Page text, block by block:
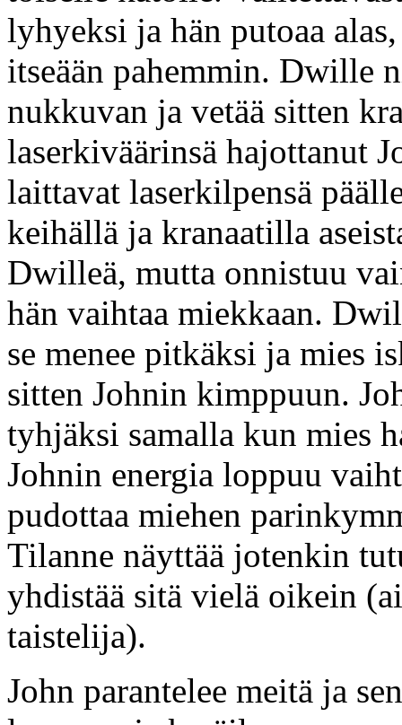
lyhyeksi ja hän putoaa
itseään pahemmin. Dwille
nukkuvan ja vetää sitten
laserkiväärinsä hajottanut
laittavat laserkilpensä
keihällä ja kranaatilla
Dwilleä, mutta onnistuu
hän vaihtaa miekkaan.
se menee pitkäksi ja mies
sitten Johnin kimppuun.
tyhjäksi samalla kun mies
Johnin energia loppuu
pudottaa miehen
Tilanne näyttää jotenkin
yhdistää sitä vielä oikein
taistelija).
John parantelee meitä ja